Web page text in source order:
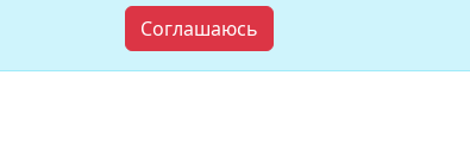
Соглашаюсь